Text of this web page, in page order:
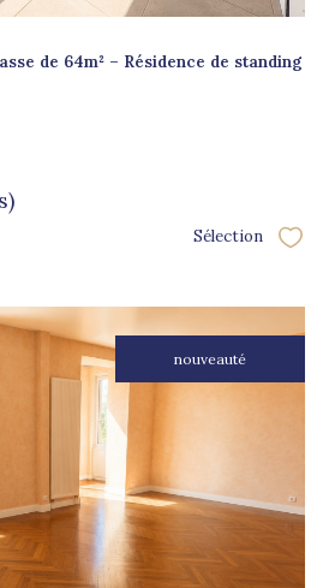
de 64m² – Résidence de standing
Sélection
nouveauté
voir le
bien